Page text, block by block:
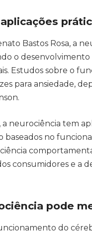
Bastos Rosa, a
o
Estudos sobre o
para ansiedade,
a neurociência tem
baseados no
consumidores e a
pode
do